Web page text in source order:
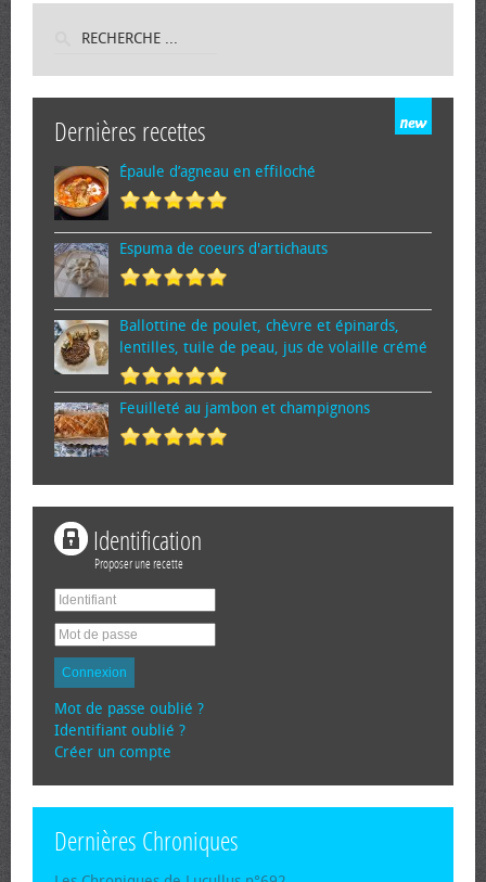
Dernières recettes
Épaule d’agneau en effiloché
Espuma de cœurs d'artichauts
Ballottine de poulet, chèvre et épinards,
lentilles, tuile de peau, jus de volaille crémé
Feuilleté au jambon et champignons
Identification
Proposer une recette
Connexion
Mot de passe oublié ?
Identifiant oublié ?
Créer un compte
Dernières Chroniques